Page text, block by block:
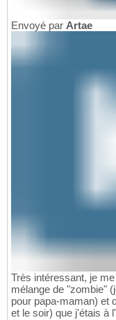
Envoyé par Artae
Très intéressant, je
mélange de "zombie"
pour papa-maman) et
et le soir) que j'étais à